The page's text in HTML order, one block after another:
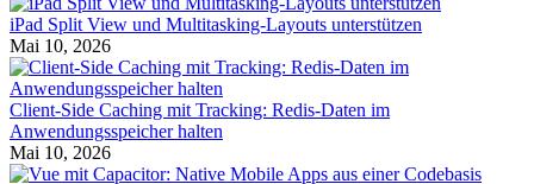
iPad Split View und Multitasking-Layouts unterstützen
Mai 10, 2026
Client-Side Caching mit Tracking: Redis-Daten im
Anwendungsspeicher halten
Mai 10, 2026